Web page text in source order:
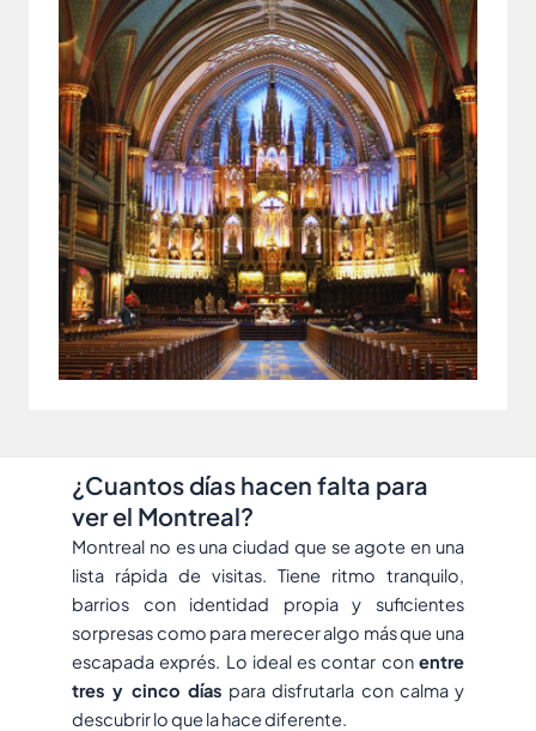
¿Cuantos días hacen falta para
ver el Montreal?
Montreal no es una ciudad que se agote en una
lista rápida de visitas. Tiene ritmo tranquilo,
barrios con identidad propia y suficientes
sorpresas como para merecer algo más que una
escapada exprés. Lo ideal es contar con entre
tres y cinco días para disfrutarla con calma y
descubrir lo que la hace diferente.